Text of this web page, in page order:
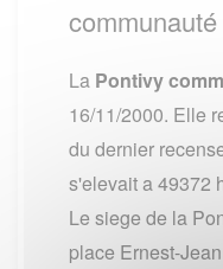
communauté
La Pontivy
16/11/2000. Elle
du dernier
s'elevait a 49372
Le siege de la
place Ernest-